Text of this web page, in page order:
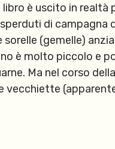
è uscito in realtà
di campagna
(gemelle)
è molto piccolo e
Ma nel corso
vecchiette